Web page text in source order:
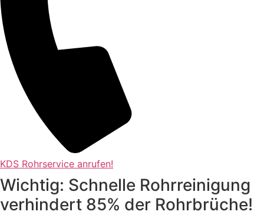
KDS Rohrservice anrufen!
Wichtig: Schnelle Rohrreinigung
verhindert 85% der Rohrbrüche!